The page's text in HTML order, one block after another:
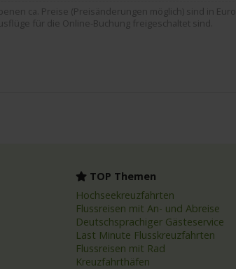
ca. Preise (Preisänderungen möglich) sind in Euro
für die Online-Buchung freigeschaltet sind.
TOP Themen
Hochseekreuzfahrten
Flussreisen mit An- und Abreise
Deutschsprachiger Gästeservice
Last Minute Flusskreuzfahrten
Flussreisen mit Rad
Kreuzfahrthäfen